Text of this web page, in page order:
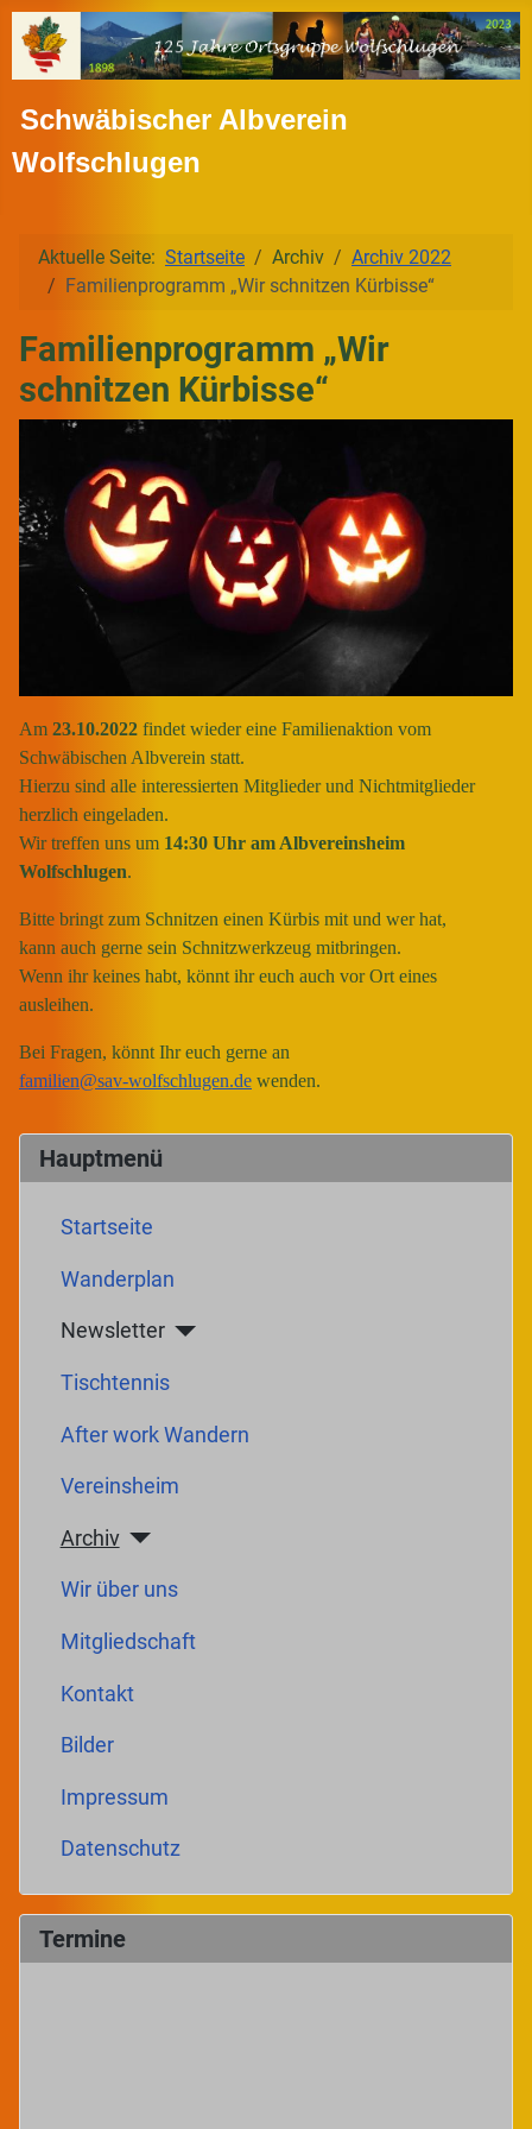
Schwäbischer Albverein
Wolfschlugen
Hauptmenü
Startseite
Wanderplan
Newsletter
Tischtennis
After work Wandern
Vereinsheim
Archiv
Wir über uns
Mitgliedschaft
Kontakt
Bilder
Impressum
Datenschutz
Termine
Aktuelle Seite: Startseite Archiv
Archiv 2022
Familienprogramm „Wir schnitzen Kürbisse“
Familienprogramm „Wir
schnitzen Kürbisse“
Am 23.10.2022 findet wieder eine Familienaktion vom
Schwäbischen Albverein statt.
Hierzu sind alle interessierten Mitglieder und Nichtmitglieder
herzlich eingeladen.
Wir treffen uns um 14:30 Uhr am Albvereinsheim
Wolfschlugen.
Bitte bringt zum Schnitzen einen Kürbis mit und wer hat,
kann auch gerne sein Schnitzwerkzeug mitbringen.
Wenn ihr keines habt, könnt ihr euch auch vor Ort eines
ausleihen.
Bei Fragen, könnt Ihr euch gerne an
familien@sav-wolfschlugen.de wenden.